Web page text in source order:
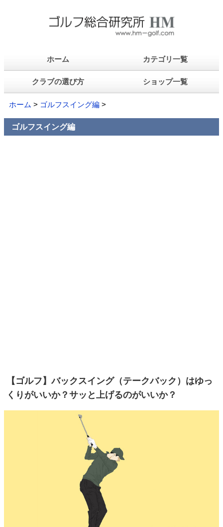
ホーム カテゴリ一覧
クラブの選び方 ショップ一覧
ホーム > ゴルフスイング編 >
ゴルフスイング編
【ゴルフ】バックスイング（テークバック）はゆっ
くりがいいか？サッと上げるのがいいか？